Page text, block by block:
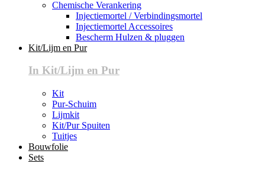
Chemische Verankering
Injectiemortel / Verbindingsmortel
Injectiemortel Accessoires
Bescherm Hulzen & pluggen
Kit/Lijm en Pur
In Kit/Lijm en Pur
Kit
Pur-Schuim
Lijmkit
Kit/Pur Spuiten
Tuitjes
Bouwfolie
Sets